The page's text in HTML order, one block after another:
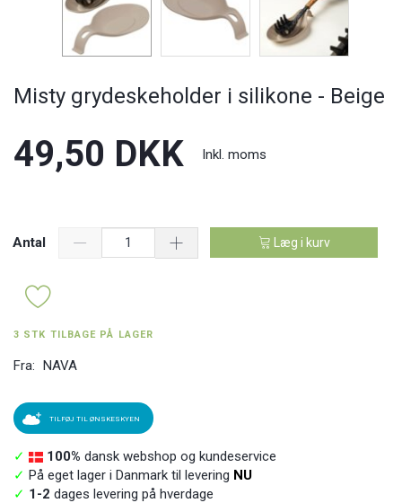
Misty grydeskeholder i silikone - Beige
49,50 DKK Inkl. moms
Antal Læg i kurv
3 STK TILBAGE PÅ LAGER
Fra: NAVA
TILFØJ TIL ØNSKESKYEN
✓ 100% dansk webshop og kundeservice
✓ På eget lager i Danmark til levering NU
✓ 1-2 dages levering på hverdage